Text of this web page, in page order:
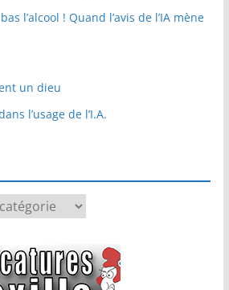
l’alcool ! Quand l’avis de l’IA mène
un dieu
l’usage de l’I.A.